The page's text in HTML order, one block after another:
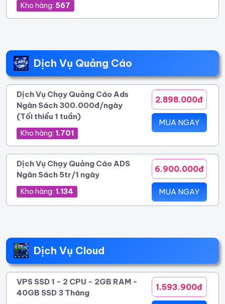
Kho hàng: 567
Dịch Vụ Quảng Cáo
Dịch Vụ Chạy Quảng Cáo Ads
Ngân Sách 300.000đ/ngày
(Tối thiểu 1 tuần)
Kho hàng: 1.701
2.898.000đ
MUA NGAY
Dịch Vụ Chạy Quảng Cáo ADS
Ngân Sách 5tr/1 ngày
Kho hàng: 1.134
6.900.000đ
MUA NGAY
Dịch Vụ Cloud
VPS SSD 1 - 2 CPU - 2GB RAM -
40GB SSD 3 Tháng
1.593.900đ